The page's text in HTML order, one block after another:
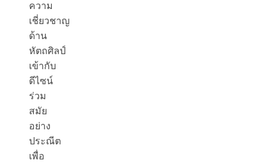
ความ
เชี่ยวชาญ
ด้าน
หัตถศิลป์
เข้ากับ
ดีไซน์
ร่วม
สมัย
อย่าง
ประณีต
เพื่อ